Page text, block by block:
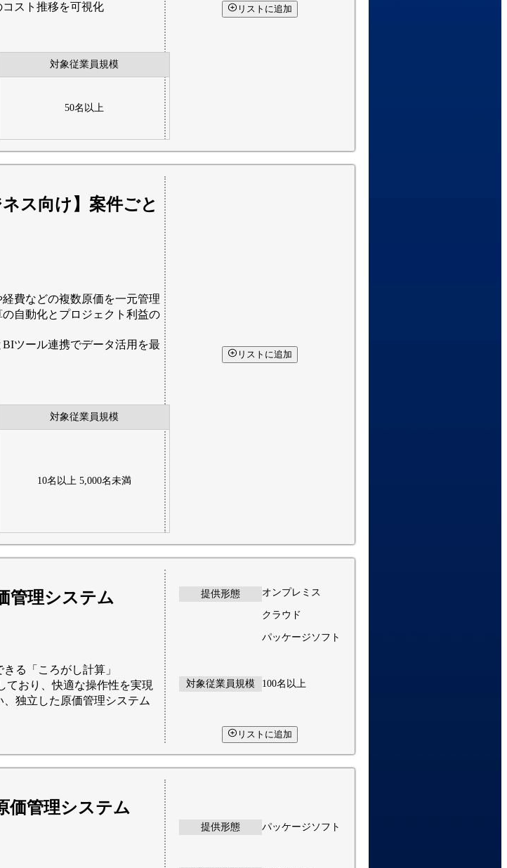
スト推移を可視化
対象従業員規模
50名以上
リストに追加
ス向け】案件ごと
費などの複数原価を一元管理
自動化とプロジェクト利益の
ツール連携でデータ活用を最
対象従業員規模
10名以上 5,000名未満
リストに追加
管理システム
る「ころがし計算」
ており、快適な操作性を実現
独立した原価管理システム
提供形態 オンプレミス
クラウド
パッケージソフト
対象従業員規模 100名以上
リストに追加
価管理システム
提供形態 パッケージソフト